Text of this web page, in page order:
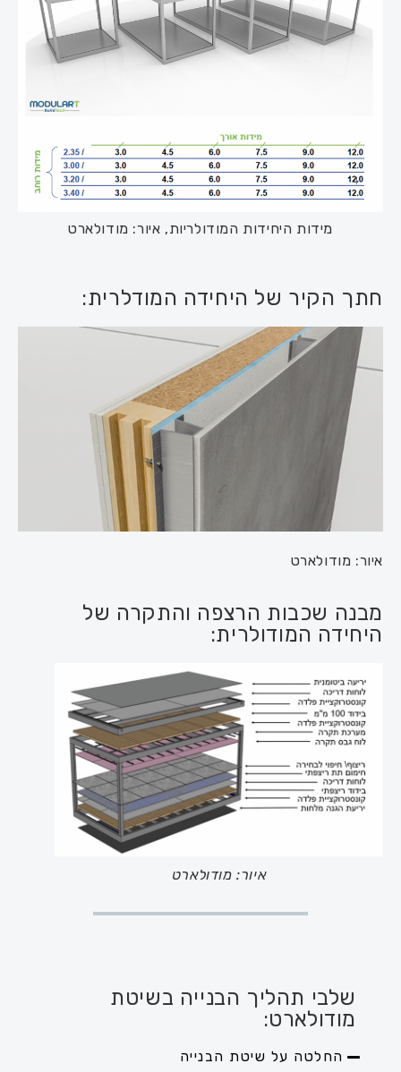
מידות היחידות המודולריות, איור: מודולארט
חתך הקיר של היחידה המודלרית:
איור: מודולארט
מבנה שכבות הרצפה והתקרה של
היחידה המודולרית:
איור: מודולארט
שלבי תהליך הבנייה בשיטת
מודולארט:
החלטה על שיטת הבנייה